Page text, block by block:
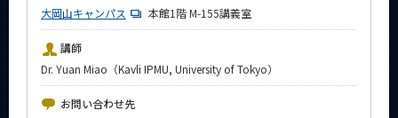
大岡山キャンパス
本館1階 M-155講義室
講師
Dr. Yuan Miao（Kavli IPMU, University of Tokyo）
お問い合わせ先
イベントカレンダー
Event Calendar
今後のイベント
今後の課程別イベント